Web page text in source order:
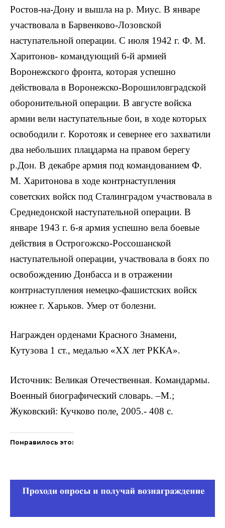
Ростов-на-Дону и вышла на р. Миус. В январе
участвовала в Барвенково-Лозовской
наступательной операции. С июля 1942 г. Ф. М.
Харитонов- командующий 6-й армией
Воронежского фронта, которая успешно
действовала в Воронежско-Ворошиловградской
оборонительной операции. В августе войска
армии вели наступательные бои, в ходе которых
освободили г. Коротояк и севернее его захватили
два небольших плацдарма на правом берегу
р.Дон. В декабре армия под командованием Ф.
М. Харитонова в ходе контрнаступления
советских войск под Сталинградом участвовала в
Среднедонской наступательной операции. В
январе 1943 г. 6-я армия успешно вела боевые
действия в Острогожско-Россошанской
наступательной операции, участвовала в боях по
освобождению Донбасса и в отражении
контрнаступления немецко-фашистских войск
южнее г. Харьков. Умер от болезни.
Награжден орденами Красного Знамени,
Кутузова 1 ст., медалью «XX лет РККА».
Источник: Великая Отечественная. Командармы.
Военный биографический словарь. –М.;
Жуковский: Кучково поле, 2005.- 408 с.
Понравилось это: